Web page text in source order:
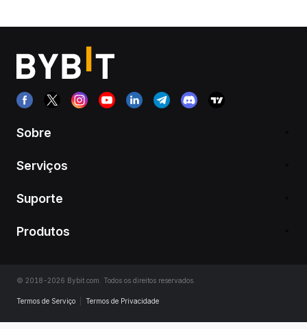
Sobre
Serviços
Suporte
Produtos
© 2018-2026 Bybit.com. Todos os direitos reservados.
Termos de Serviço Termos de Privacidade